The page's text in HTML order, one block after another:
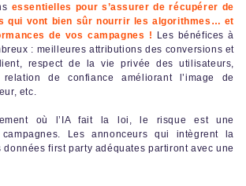
essentielles pour s’assurer de récupérer de
qui vont bien sûr nourrir les algorithmes… et
de vos campagnes ! Les bénéfices à
: meilleures attributions des conversions et
respect de la vie privée des utilisateurs,
relation de confiance améliorant l’image de
etc.
où l’IA fait la loi, le risque est une
Les annonceurs qui intègrent la
données first party adéquates partiront avec une